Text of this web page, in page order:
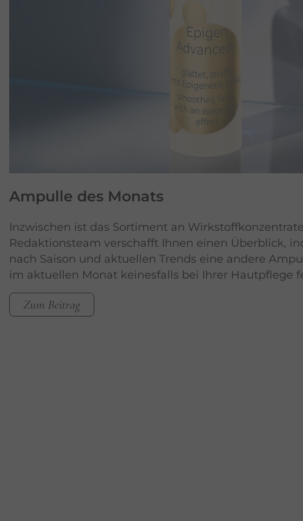
Ampulle des Monats
Inzwischen ist das Sortiment an
Redaktionsteam verschafft Ihnen einen Überblick,
nach Saison und aktuellen Trends eine andere
im aktuellen Monat keinesfalls bei Ihrer Hautpflege
Zum Beitrag